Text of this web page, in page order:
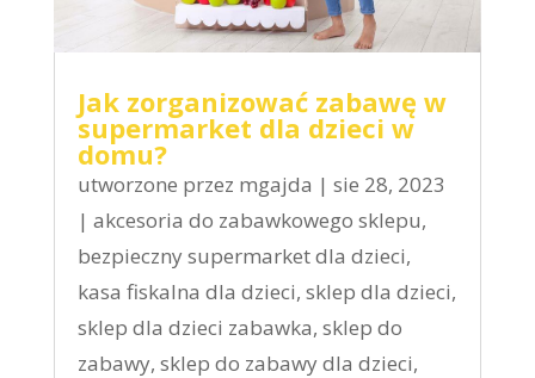
Jak zorganizować zabawę w
supermarket dla dzieci w
domu?
utworzone przez mgajda | sie 28, 2023
| akcesoria do zabawkowego sklepu,
bezpieczny supermarket dla dzieci,
kasa fiskalna dla dzieci, sklep dla dzieci,
sklep dla dzieci zabawka, sklep do
zabawy, sklep do zabawy dla dzieci,